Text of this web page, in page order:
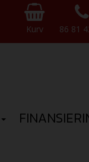
Kurv 86 81